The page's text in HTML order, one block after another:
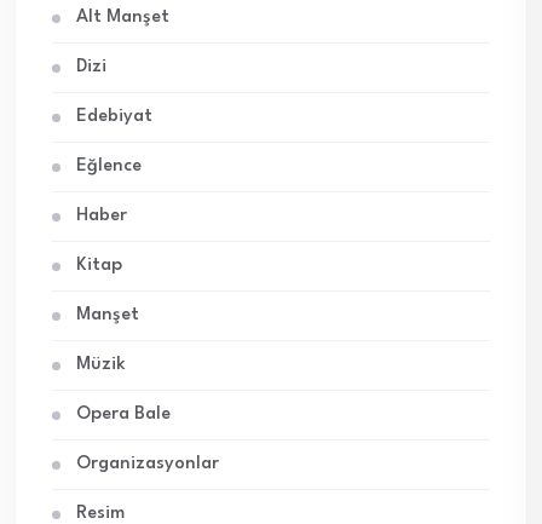
Alt Manşet
Dizi
Edebiyat
Eğlence
Haber
Kitap
Manşet
Müzik
Opera Bale
Organizasyonlar
Resim